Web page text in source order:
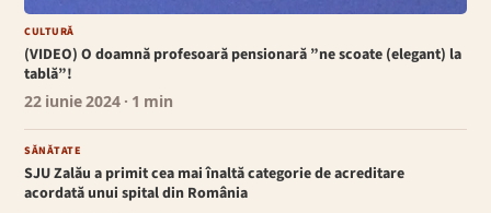
CULTURĂ
(VIDEO) O doamnă profesoară pensionară ”ne scoate (elegant) la
tablă”!
22 iunie 2024 · 1 min
SĂNĂTATE
SJU Zalău a primit cea mai înaltă categorie de acreditare
acordată unui spital din România